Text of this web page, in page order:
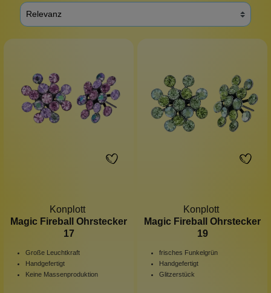
Konplott
Magic Fireball Ohrstecker
17
Große Leuchtkraft
Handgefertigt
Keine Massenproduktion
Konplott
Magic Fireball Ohrstecker
19
frisches Funkelgrün
Handgefertigt
Glitzerstück